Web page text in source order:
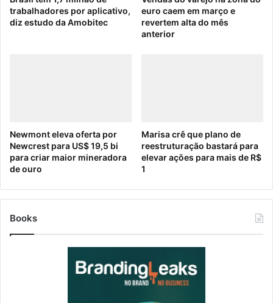
trabalhadores por aplicativo,
diz estudo da Amobitec
euro caem em março e
revertem alta do mês
anterior
Newmont eleva oferta por
Newcrest para US$ 19,5 bi
para criar maior mineradora
de ouro
Marisa crê que plano de
reestruturação bastará para
elevar ações para mais de R$
1
Books